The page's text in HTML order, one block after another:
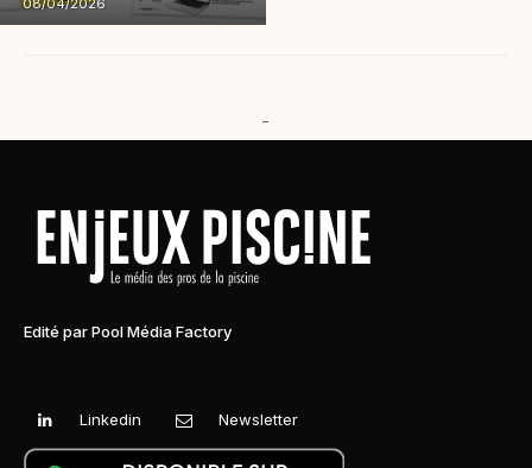
-
Edité par Pool Média Factory
Linkedin Newsletter